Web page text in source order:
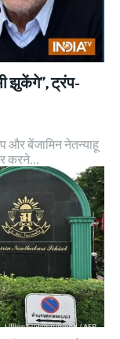
झुकेंगे”, ट्रंप-
और बेंजामिन नेतन्याहू
करने...